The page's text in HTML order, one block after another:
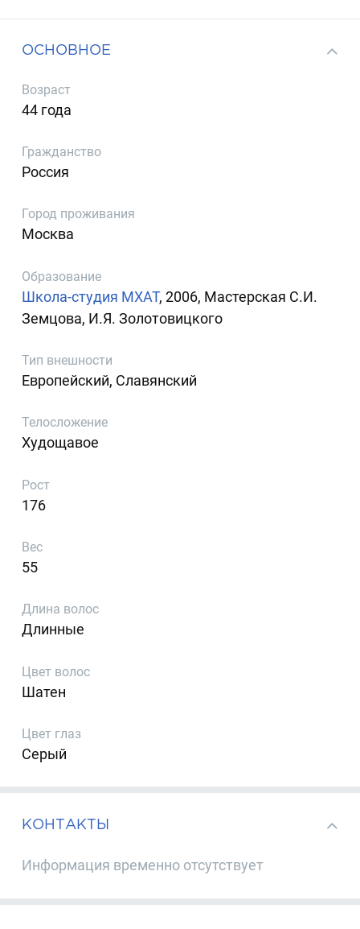
ОСНОВНОЕ
Возраст
44 года
Гражданство
Россия
Город проживания
Москва
Образование
Школа-студия МХАТ, 2006, Мастерская С.И.
Земцова, И.Я. Золотовицкого
Тип внешности
Европейский, Славянский
Телосложение
Худощавое
Рост
176
Вес
55
Длина волос
Длинные
Цвет волос
Шатен
Цвет глаз
Серый
КОНТАКТЫ
Информация временно отсутствует